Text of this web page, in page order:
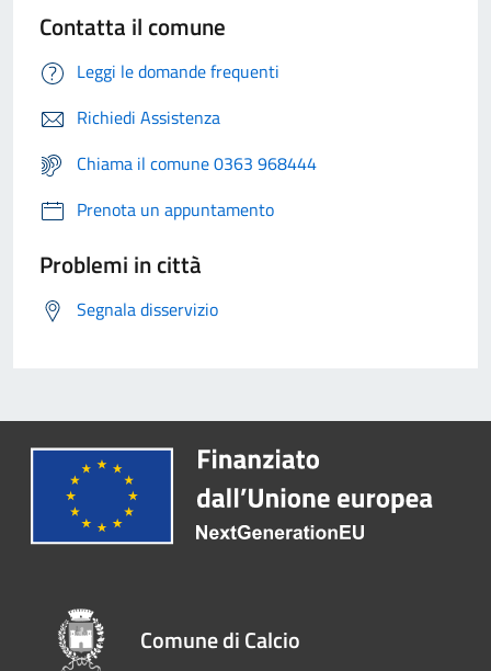
Contatta il comune
Leggi le domande frequenti
Richiedi Assistenza
Chiama il comune 0363 968444
Prenota un appuntamento
Problemi in città
Segnala disservizio
Comune di Calcio